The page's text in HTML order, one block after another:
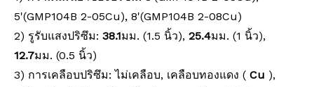
5'(GMP104B 2-05Cu), 8'(GMP104B 2-08Cu)
2) รูรับแสงปริซึม: 38.1มม. (1.5 นิ้ว), 25.4มม. (1 นิ้ว),
12.7มม. (0.5 นิ้ว)
3) การเคลือบปริซึม: ไม่เคลือบ, เคลือบทองแดง ( Cu ),